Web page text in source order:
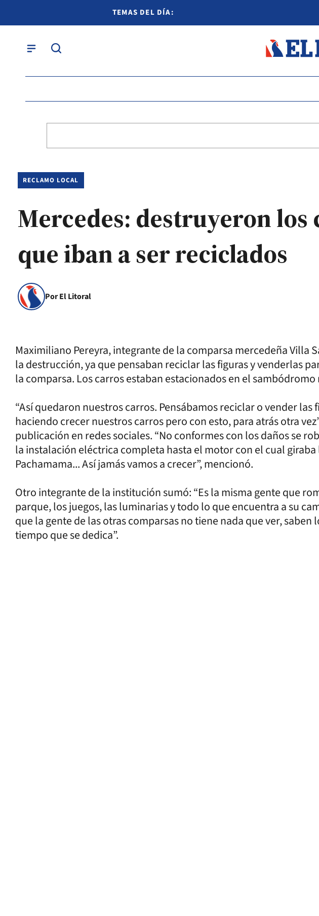
TEMAS DEL DÍA:
RECLAMO LOCAL
Mercedes: destruyeron
que iban a ser reciclados
Por El Litoral
Maximiliano Pereyra, integrante de la comparsa mercedeña Villa
la destrucción, ya que pensaban reciclar las figuras y venderlas
la comparsa. Los carros estaban estacionados en el
“Así quedaron nuestros carros. Pensábamos reciclar o vender las
haciendo crecer nuestros carros pero con esto, para atrás otra
publicación en redes sociales. “No conformes con los daños se
la instalación eléctrica completa hasta el motor con el cual giraba
Pachamama... Así jamás vamos a crecer”, mencionó.
Otro integrante de la institución sumó: “Es la misma gente que
parque, los juegos, las luminarias y todo lo que encuentra a su
que la gente de las otras comparsas no tiene nada que ver, saben
tiempo que se dedica”.